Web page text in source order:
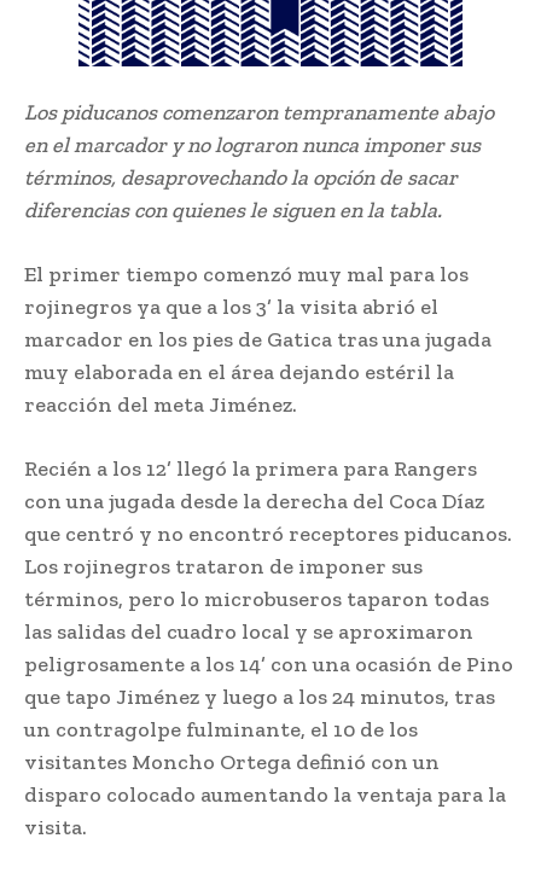
Los piducanos comenzaron tempranamente abajo
en el marcador y no lograron nunca imponer sus
términos, desaprovechando la opción de sacar
diferencias con quienes le siguen en la tabla.
El primer tiempo comenzó muy mal para los
rojinegros ya que a los 3’ la visita abrió el
marcador en los pies de Gatica tras una jugada
muy elaborada en el área dejando estéril la
reacción del meta Jiménez.
Recién a los 12’ llegó la primera para Rangers
con una jugada desde la derecha del Coca Díaz
que centró y no encontró receptores piducanos.
Los rojinegros trataron de imponer sus
términos, pero lo microbuseros taparon todas
las salidas del cuadro local y se aproximaron
peligrosamente a los 14’ con una ocasión de Pino
que tapo Jiménez y luego a los 24 minutos, tras
un contragolpe fulminante, el 10 de los
visitantes Moncho Ortega definió con un
disparo colocado aumentando la ventaja para la
visita.